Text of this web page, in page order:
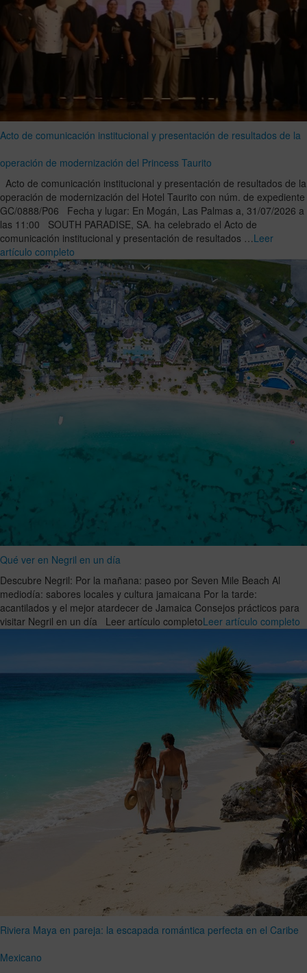
Acto de comunicación institucional y presentación de resultados de la
operación de modernización del Princess Taurito
Acto de comunicación institucional y presentación de resultados de la
operación de modernización del Hotel Taurito con núm. de expediente
GC/0888/P06 Fecha y lugar: En Mogán, Las Palmas a, 31/07/2026 a
las 11:00 SOUTH PARADISE, SA. ha celebrado el Acto de
comunicación institucional y presentación de resultados …Leer
artículo completo
Qué ver en Negril en un día
Descubre Negril: Por la mañana: paseo por Seven Mile Beach Al
mediodía: sabores locales y cultura jamaicana Por la tarde:
acantilados y el mejor atardecer de Jamaica Consejos prácticos para
visitar Negril en un día Leer artículo completoLeer artículo completo
Riviera Maya en pareja: la escapada romántica perfecta en el Caribe
Mexicano